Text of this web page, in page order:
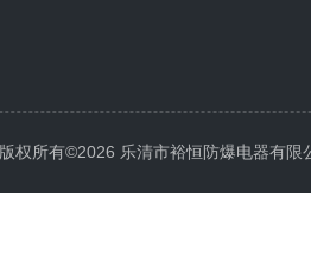
版权所有©2026 乐清市裕恒防爆电器有